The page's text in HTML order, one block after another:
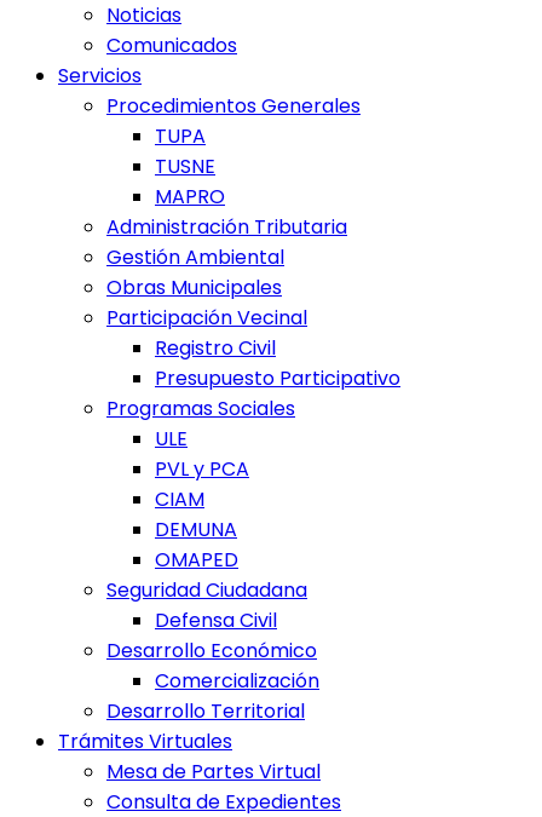
Noticias
Comunicados
Servicios
Procedimientos Generales
TUPA
TUSNE
MAPRO
Administración Tributaria
Gestión Ambiental
Obras Municipales
Participación Vecinal
Registro Civil
Presupuesto Participativo
Programas Sociales
ULE
PVL y PCA
CIAM
DEMUNA
OMAPED
Seguridad Ciudadana
Defensa Civil
Desarrollo Económico
Comercialización
Desarrollo Territorial
Trámites Virtuales
Mesa de Partes Virtual
Consulta de Expedientes